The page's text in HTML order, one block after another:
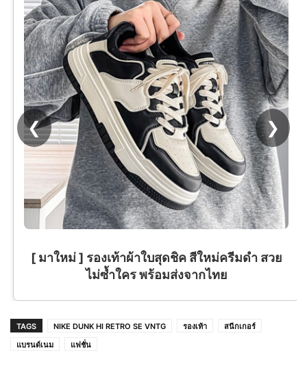
[ มาใหม่ ] รองเท้าผ้าใบสุดชิค สีใหม่ครีมดำ สวย
ไม่ซ้ำใคร พร้อมส่งจากไทย
❮ ❯
TAGS NIKE DUNK HI RETRO SE VNTG รองเท้า
สนีกเกอร์
แบรนด์เนม
แฟชั่น